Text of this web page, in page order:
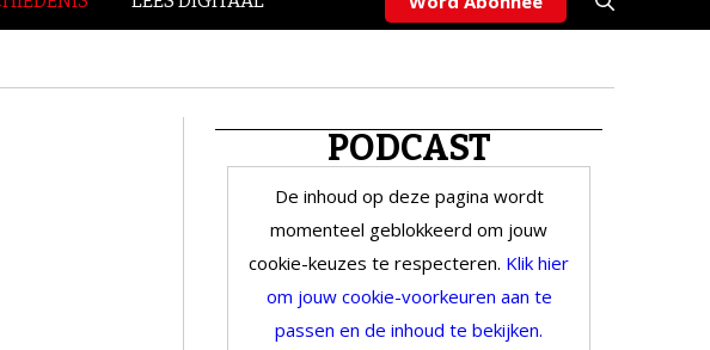
PODCAST
De inhoud op deze pagina wordt
momenteel geblokkeerd om jouw
cookie-keuzes te respecteren. Klik hier
om jouw cookie-voorkeuren aan te
passen en de inhoud te bekijken.